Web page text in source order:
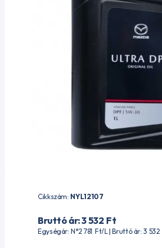
Cikkszám: NYL12107
Bruttó ár: 3 532 Ft
Egységár: N°2 781 Ft/L | Bruttó ár: 3 532